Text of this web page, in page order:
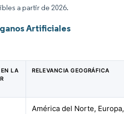
a partir de 2026.
Artificiales
LA
RELEVANCIA GEOGRÁFICA
América del Norte, Europa,